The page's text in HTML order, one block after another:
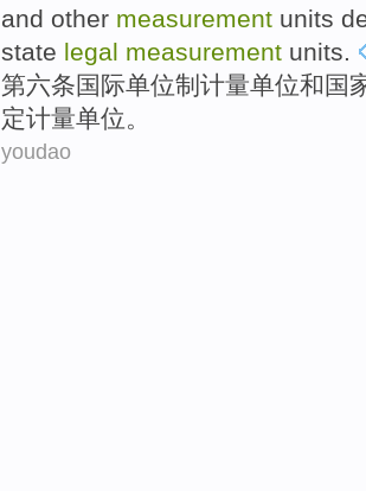
and other measurement units
state legal measurement units.
第六条国际单位制 计量单位和 国
定计量单位。
youdao